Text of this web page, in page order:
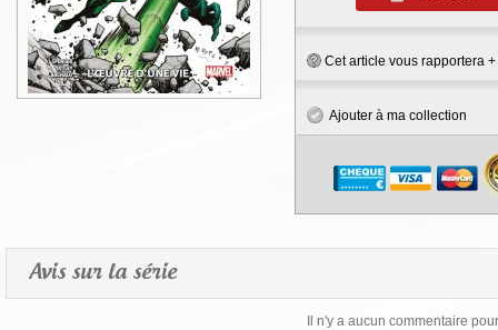
Cet article vous rapportera +
Ajouter à ma collection
Avis sur la série
Il n'y a aucun commentaire